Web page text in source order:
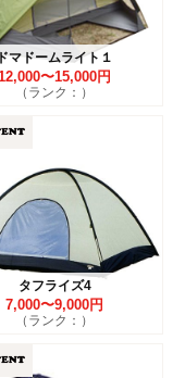
マドームライト１
〜15,000円
（ランク：）
タフライズ4
7,000〜9,000円
（ランク：）